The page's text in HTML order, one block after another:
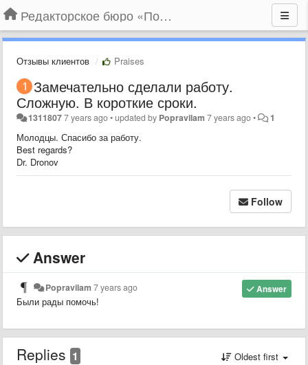
Редакторское бюро «По правилам»
Отзывы клиентов Praises
Замечательно сделали работу.
Сложную. В короткие сроки.
13118077 years ago•updated by Popravilam 7 years ago• 1
Молодцы. Спасибо за работу.
Best regards?
Dr. Dronov
Follow
Answer
Answer
Popravilam 7 years ago
Были рады помочь!
Replies 1 Oldest first